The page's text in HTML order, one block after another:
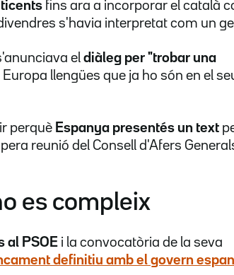
fins ara a incorporar el català
s'havia interpretat com un
el diàleg per "trobar una
llengües que ja ho són en el
perquè Espanya presentés un text
reunió del Consell d'Afers
es compleix
al PSOE i la convocatòria de la seva
definitiu amb el govern